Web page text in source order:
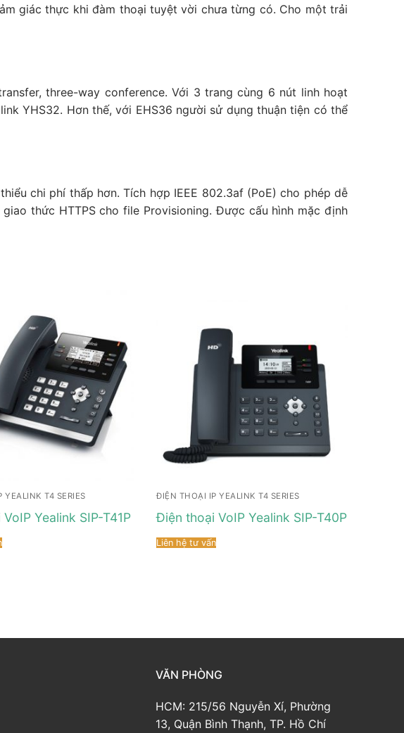
giác thực khi đàm thoại tuyệt vời chưa từng có. Cho một trải
three-way conference. Với 3 trang cùng 6 nút linh hoạt
YHS32. Hơn thế, với EHS36 người sử dụng thuận tiện có thể
chi phí thấp hơn. Tích hợp IEEE 802.3af (PoE) cho phép dễ
thức HTTPS cho file Provisioning. Được cấu hình mặc định
T4 SERIES
Yealink SIP-T41P
ĐIỆN THOẠI IP YEALINK T4 SERIES
Điện thoại VoIP Yealink SIP-T40P
Liên hệ tư vấn
VĂN PHÒNG
HCM: 215/56 Nguyễn Xí, Phường
13, Quận Bình Thạnh, TP. Hồ Chí